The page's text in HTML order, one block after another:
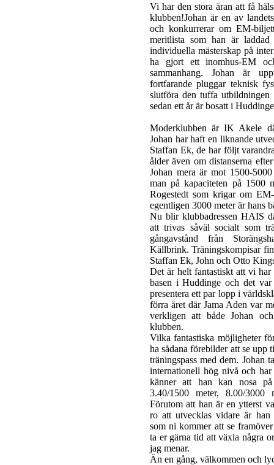
Vi har den stora äran att få
klubben!Johan är en av
och konkurrerar om EM-
meritlista som han är
individuella mästerskap på
ha gjort ett inomhus-EM
sammanhang. Johan är
fortfarande pluggar teknisk
slutföra den tuffa utbildningen
sedan ett år är bosatt i
Moderklubben är IK Akele
Johan har haft en liknande
Staffan Ek, de har följt
ålder även om distanserna
Johan mera är mot 1500-
man på kapaciteten på 1500
Rogestedt som krigar om
egentligen 3000 meter är hans
Nu blir klubbadressen HAIS
att trivas såväl socialt som
gångavstånd från
Källbrink. Träningskompisar
Staffan Ek, John och Otto
Det är helt fantastiskt att vi har
basen i Huddinge och det
presentera ett par lopp i
förra året där Jama Aden var
verkligen att både Johan
klubben.
Vilka fantastiska möjligheter
ha sådana förebilder att se upp
träningspass med dem. Johan
internationell hög nivå och
känner att han kan nosa
3.40/1500 meter, 8.00/3000
Förutom att han är en ytterst
ro att utvecklas vidare är han
som ni kommer att se
ta er gärna tid att växla några
jag menar.
Än en gång, välkommen och